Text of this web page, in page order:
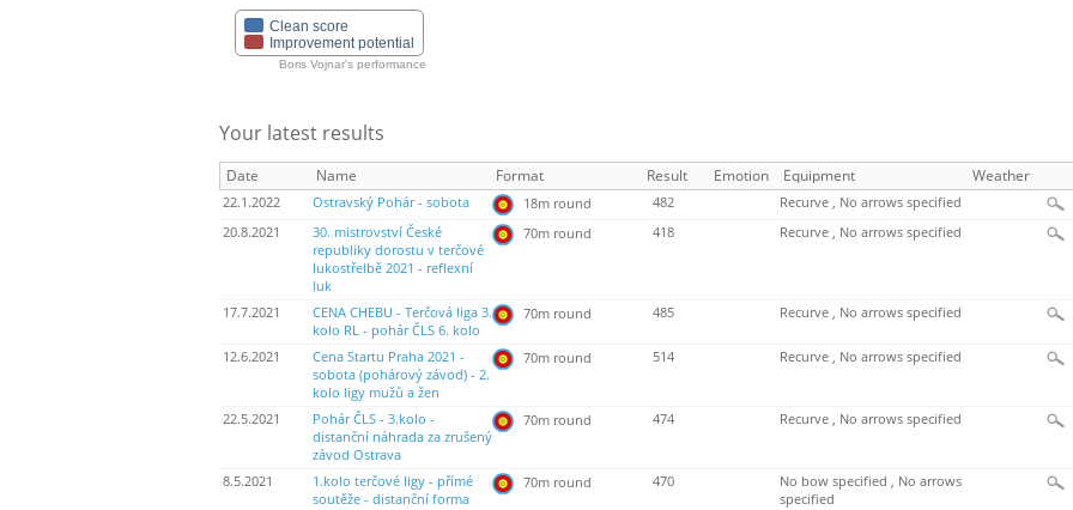
Clean score
Improvement potential
Boris Vojnar's performance
Your latest results
Date Name Format Result Emotion Equipment Weather
22.1.2022 Ostravský Pohár - sobota 18m round 482
Recurve , No arrows specified
20.8.2021
30. mistrovství České
republiky dorostu v terčové
lukostřelbě 2021 - reflexní
luk
70m round 418 Recurve , No arrows specified
17.7.2021
CENA CHEBU - Terčová liga 3.
kolo RL - pohár ČLS 6. kolo
70m round 485 Recurve , No arrows specified
12.6.2021
Cena Startu Praha 2021 -
sobota (pohárový závod) - 2.
kolo ligy mužů a žen
70m round 514 Recurve , No arrows specified
22.5.2021
Pohár ČLS - 3.kolo -
distanční náhrada za zrušený
závod Ostrava
70m round 474 Recurve , No arrows specified
8.5.2021
1.kolo terčové ligy - přímé
soutěže - distanční forma
70m round 470
No bow specified , No arrows
specified